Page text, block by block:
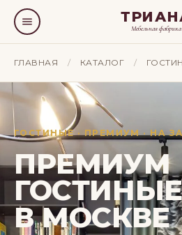
Мебельная фабрика
ГЛАВНАЯ / КАТАЛОГ /
ГОСТИНЫЕ · ПРЕМИУМ · НА
ПРЕМИУМ
В МОСКВЕ